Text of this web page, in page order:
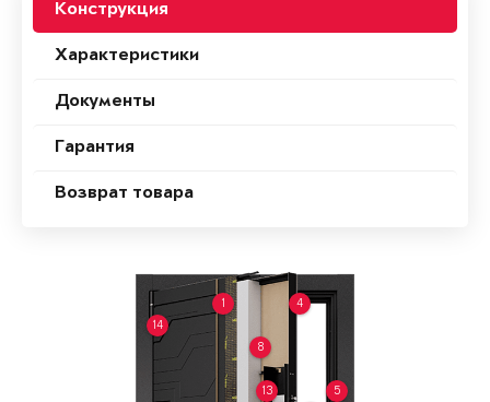
Конструкция
Характеристики
Документы
Гарантия
Возврат товара
1 4
5
8
13
14